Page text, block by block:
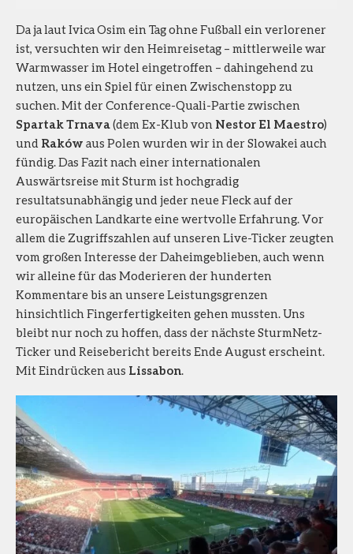
Da ja laut Ivica Osim ein Tag ohne Fußball ein verlorener
ist, versuchten wir den Heimreisetag – mittlerweile war
Warmwasser im Hotel eingetroffen – dahingehend zu
nutzen, uns ein Spiel für einen Zwischenstopp zu
suchen. Mit der Conference-Quali-Partie zwischen
Spartak Trnava(dem Ex-Klub von Nestor El Maestro)
und Raków aus Polen wurden wir in der Slowakei auch
fündig. Das Fazit nach einer internationalen
Auswärtsreise mit Sturm ist hochgradig
resultatsunabhängig und jeder neue Fleck auf der
europäischen Landkarte eine wertvolle Erfahrung. Vor
allem die Zugriffszahlen auf unseren Live-Ticker zeugten
vom großen Interesse der Daheimgeblieben, auch wenn
wir alleine für das Moderieren der hunderten
Kommentare bis an unsere Leistungsgrenzen
hinsichtlich Fingerfertigkeiten gehen mussten. Uns
bleibt nur noch zu hoffen, dass der nächste SturmNetz-
Ticker und Reisebericht bereits Ende August erscheint.
Mit Eindrücken aus Lissabon.